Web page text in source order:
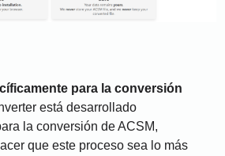
para la conversión
está desarrollado
la conversión de ACSM,
que este proceso sea lo más